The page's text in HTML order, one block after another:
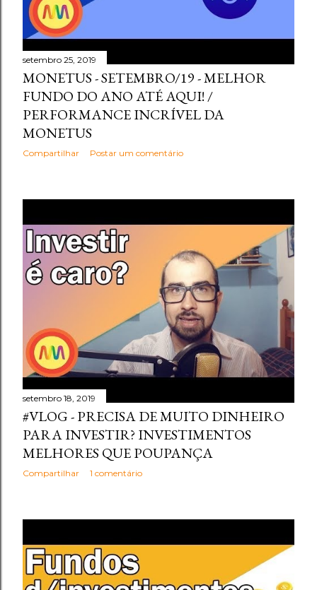
setembro 25, 2019
MONETUS - SETEMBRO/19 - MELHOR
FUNDO DO ANO ATÉ AQUI! /
PERFORMANCE INCRÍVEL DA
MONETUS
Compartilhar Postar um comentário
setembro 18, 2019
#VLOG - PRECISA DE MUITO DINHEIRO
PARA INVESTIR? INVESTIMENTOS
MELHORES QUE POUPANÇA
Compartilhar 1 comentário